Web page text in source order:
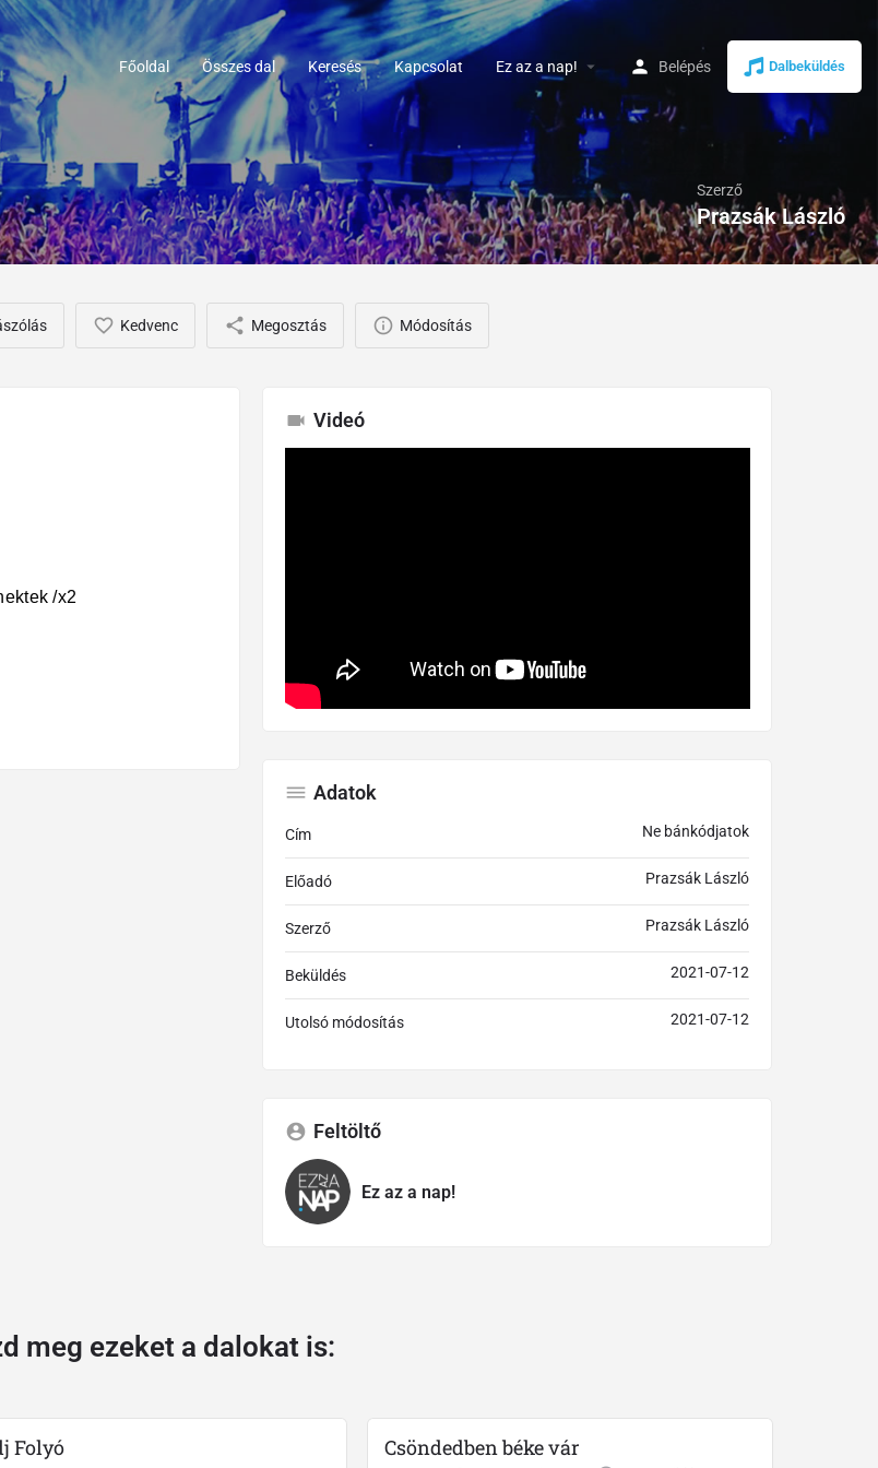
Főoldal Összes dal Keresés Kapcsolat Ez az a nap! arrow_drop_down Belépés Dalbeküldés
Szerző
Prazsák László
Kedvenc Megosztás Módosítás
/x2
Videó
Adatok
Cím Ne bánkódjatok
Előadó Prazsák László
Szerző Prazsák László
Beküldés 2021-07-12
Utolsó módosítás 2021-07-12
Feltöltő
Ez az a nap!
meg ezeket a dalokat is:
Folyó Csöndedben béke vár